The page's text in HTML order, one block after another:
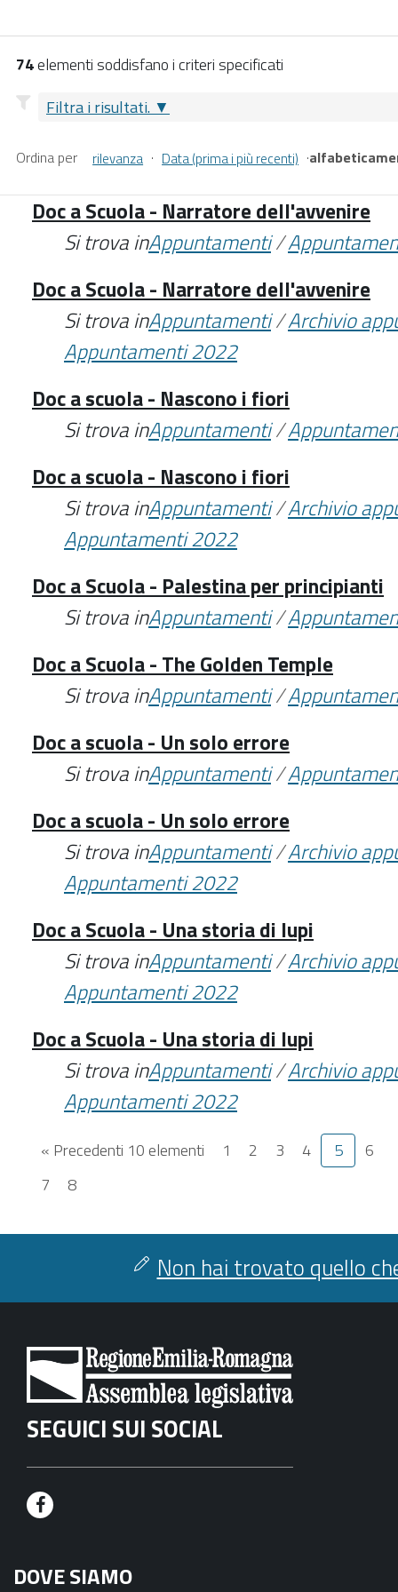
74elementi soddisfano i criteri specificati
Filtra i risultati.
Ordina per rilevanza · Data (prima i più recenti) ·
Doc a Scuola - Narratore dell'avvenire
Si trova inAppuntamenti/
Doc a Scuola - Narratore dell'avvenire
Si trova inAppuntamenti/Archivio
Appuntamenti 2022
Doc a scuola - Nascono i fiori
Si trova inAppuntamenti/
Doc a scuola - Nascono i fiori
Si trova inAppuntamenti/Archivio
Appuntamenti 2022
Doc a Scuola - Palestina per principianti
Si trova inAppuntamenti/
Doc a Scuola - The Golden Temple
Si trova inAppuntamenti/
Doc a scuola - Un solo errore
Si trova inAppuntamenti/
Doc a scuola - Un solo errore
Si trova inAppuntamenti/Archivio
Appuntamenti 2022
Doc a Scuola - Una storia di lupi
Si trova inAppuntamenti/Archivio
Appuntamenti 2022
Doc a Scuola - Una storia di lupi
Si trova inAppuntamenti/Archivio
Appuntamenti 2022
« Precedenti 10 elementi 1 2 3 4 5
6
7
8
Non hai trovato quello
SEGUICI SUI SOCIAL
F
c
DOVE SIAMO